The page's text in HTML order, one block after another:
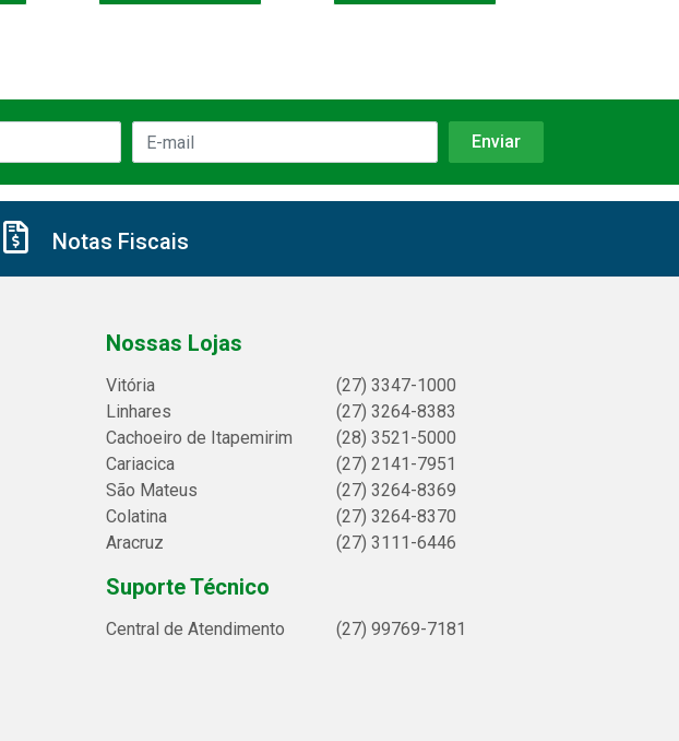
Notas Fiscais
Nossas Lojas
Vitória
(27) 3347-1000
Linhares
(27) 3264-8383
Cachoeiro de Itapemirim
(28) 3521-5000
Cariacica
(27) 2141-7951
São Mateus
(27) 3264-8369
Colatina
(27) 3264-8370
Aracruz
(27) 3111-6446
Suporte Técnico
Central de Atendimento (27) 99769-7181